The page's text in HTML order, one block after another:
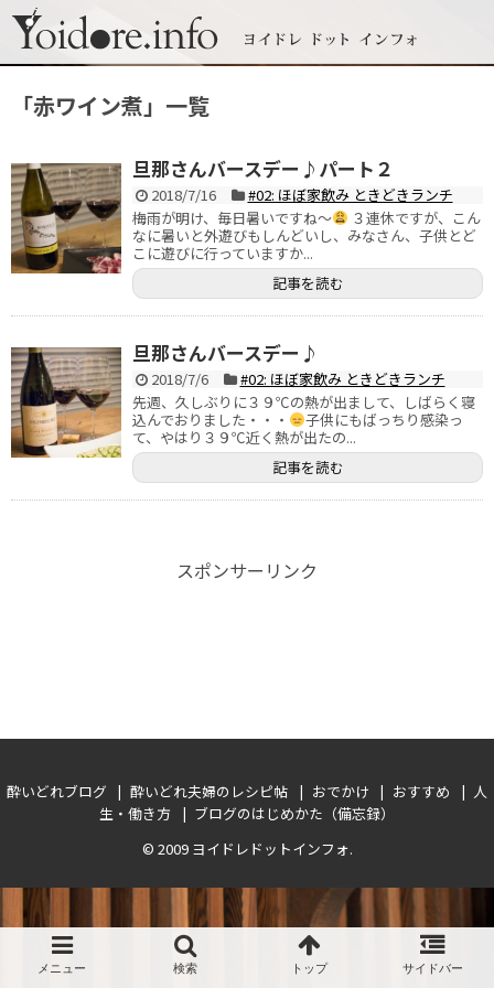
「赤ワイン煮」 一覧
旦那さんバースデー♪パート２
2018/7/16
#02: ほぼ家飲み ときどきランチ
梅雨が明け、毎日暑いですね～
３連休ですが、こん
なに暑いと外遊びもしんどいし、みなさん、子供とど
こに遊びに行っていますか...
記事を読む
旦那さんバースデー♪
2018/7/6
#02: ほぼ家飲み ときどきランチ
先週、久しぶりに３９℃の熱が出まして、しばらく寝
込んでおりました・・・
子供にもばっちり感染っ
て、やはり３９℃近く熱が出たの...
記事を読む
スポンサーリンク
酔いどれブログ 酔いどれ夫婦のレシピ帖 おでかけ おすすめ
人
生・働き方
ブログのはじめかた（備忘録）
© 2009 ヨイドレドットインフォ.